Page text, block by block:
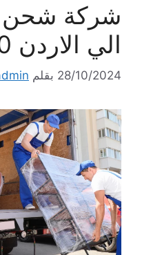
شركة شحن
الي الاردن 0560533140
28/10/2024 بقلم